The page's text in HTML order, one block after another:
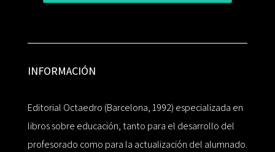
INFORMACIÓN
Editorial Octaedro (Barcelona, 1992) especializada en
libros sobre educación, tanto para el desarrollo del
profesorado como para la actualización del alumnado.